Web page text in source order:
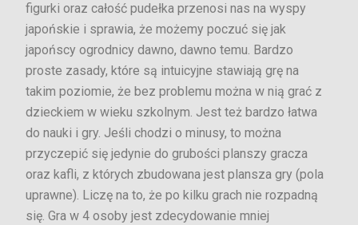
figurki oraz całość pudełka przenosi nas na wyspy
japońskie i sprawia, że możemy poczuć się jak
japońscy ogrodnicy dawno, dawno temu. Bardzo
proste zasady, które są intuicyjne stawiają grę na
takim poziomie, że bez problemu można w nią grać z
dzieckiem w wieku szkolnym. Jest też bardzo łatwa
do nauki i gry. Jeśli chodzi o minusy, to można
przyczepić się jedynie do grubości planszy gracza
oraz kafli, z których zbudowana jest plansza gry (pola
uprawne). Liczę na to, że po kilku grach nie rozpadną
się. Gra w 4 osoby jest zdecydowanie mniej